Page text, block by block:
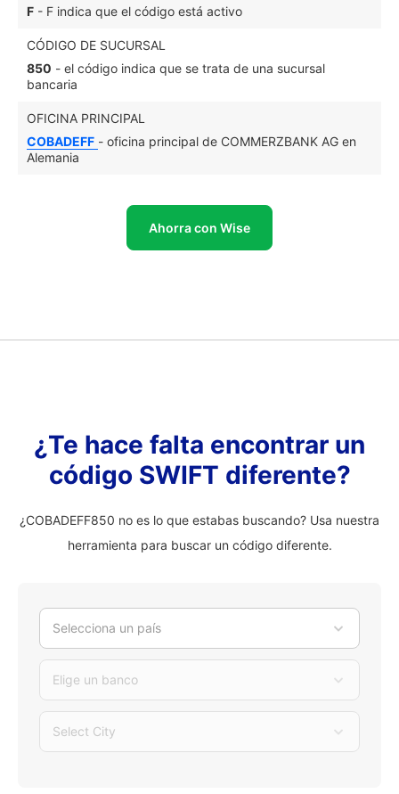
F - F indica que el código está activo
CÓDIGO DE SUCURSAL
850 - el código indica que se trata de una sucursal
bancaria
OFICINA PRINCIPAL
COBADEFF - oficina principal de COMMERZBANK AG en
Alemania
Ahorra con Wise
¿Te hace falta encontrar un
código SWIFT diferente?
¿COBADEFF850 no es lo que estabas buscando? Usa nuestra
herramienta para buscar un código diferente.
Selecciona un país
Elige un banco
Select City